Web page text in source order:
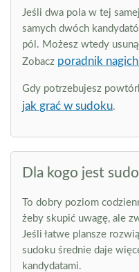
Jeśli dwa pola w tej
samych dwóch
pól. Możesz wtedy
Zobacz poradnik
Gdy potrzebujesz
jak grać w sudoku.
Dla kogo jest
To dobry poziom
żeby skupić uwagę, ale
Jeśli łatwe plansze
sudoku średnie daje
kandydatami.